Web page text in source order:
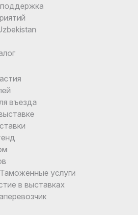
въезда
услуги
в выставках